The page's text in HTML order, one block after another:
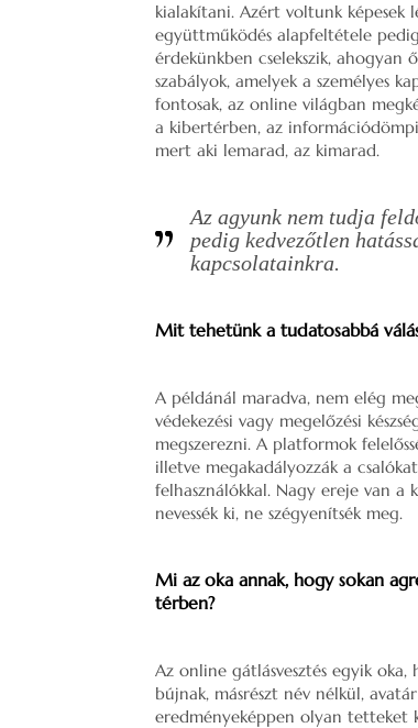
kialakítani. Azért voltunk
együttműködés alapfeltétele
érdekünkben cselekszik, ahogyan
szabályok, amelyek a személyes
fontosak, az online világban
a kibertérben, az
mert aki lemarad, az kimarad.
Az agyunk nem tudja
pedig kedvezőtlen
kapcsolatainkra.
Mit tehetünk a tudatosabbá
A példánál maradva, nem elég
védekezési vagy megelőzési
megszerezni. A platformok
illetve megakadályozzák a
felhasználókkal. Nagy ereje van a
nevessék ki, ne szégyenítsék meg.
Mi az oka annak, hogy sokan
térben?
Az online gátlásvesztés egyik
bújnak, másrészt név nélkül,
eredményeképpen olyan tetteket